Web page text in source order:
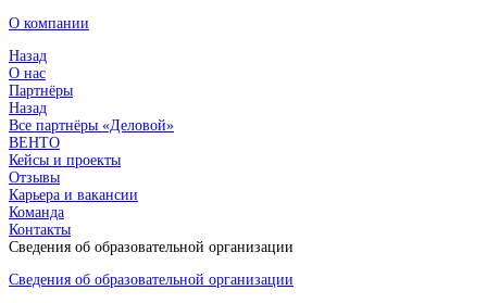
О компании
Назад
О нас
Партнёры
Назад
Все партнёры «Деловой»
ВЕНТО
Кейсы и проекты
Отзывы
Карьера и вакансии
Команда
Контакты
Сведения об образовательной организации
Сведения об образовательной организации